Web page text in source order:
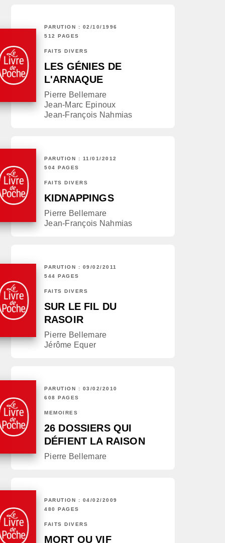
PARUTION : 02/10/1996
512 PAGES
FAITS DIVERS
LES GÉNIES DE
L'ARNAQUE
Pierre Bellemare
Jean-Marc Epinoux
Jean-François Nahmias
PARUTION : 11/01/2012
504 PAGES
FAITS DIVERS
KIDNAPPINGS
Pierre Bellemare
Jean-François Nahmias
PARUTION : 09/02/2011
544 PAGES
FAITS DIVERS
SUR LE FIL DU
RASOIR
Pierre Bellemare
Jérôme Equer
PARUTION : 03/02/2010
608 PAGES
MÉMOIRES
26 DOSSIERS QUI
DÉFIENT LA RAISON
Pierre Bellemare
PARUTION : 04/02/2009
480 PAGES
FAITS DIVERS
MORT OU VIF